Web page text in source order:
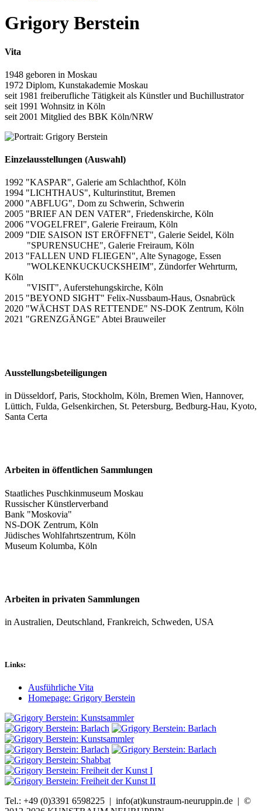
Grigory Berstein
Vita
1948 geboren in Moskau
1972 Diplom, Kunstakademie Moskau
seit 1981 freiberufliche Tätigkeit als Künstler und Buchillustrator
seit 1991 Wohnsitz in Köln
seit 2001 Mitglied des BBK Köln/NRW
Einzelausstellungen (Auswahl)
1992 "KASPAR", Galerie am Schlachthof, Köln
1994 "LICHTHAUS", Kulturinstitut, Bremen
2000 "ABFLUG", Dom zu Schwerin, Schwerin
2005 "BRIEF AN DEN VATER", Friedenskirche, Köln
2006 "VOGELFREI", Galerie Freiraum, Köln
2009 "DIE SAISON IST ERÖFFNET", Galerie Seidel, Köln
"SPURENSUCHE", Galerie Freiraum, Köln
2013 "FALLEN UND FLIEGEN", Alte Synagoge, Essen
"WOLKENKUCKUCKSHEIM", Zündorfer Wehrturm,
Köln
"VISIT", Auferstehungskirche, Köln
2015 "BEYOND SIGHT" Felix-Nussbaum-Haus, Osnabrück
2020 "WÄCHST DAS RETTENDE" NS-DOK Zentrum, Köln
2021 "GRENZGÄNGE" Abtei Brauweiler
Ausstellungsbeteiligungen
in Düsseldorf, Paris, Stockholm, Köln, Bremen Wien, Hannover,
Lüttich, Fulda, Gelsenkirchen, St. Petersburg, Bedburg-Hau, Kyoto,
Santa Certa
Arbeiten in öffentlichen Sammlungen
Staatliches Puschkinmuseum Moskau
Russischer Künstlerverband
Bank "Moskovia"
NS-DOK Zentrum, Köln
Jüdisches Wohlfahrtszentrum, Köln
Museum Kolumba, Köln
Arbeiten in privaten Sammlungen
in Australien, Deutschland, Frankreich, Schweden, USA
Links:
Ausführliche Vita
Homepage: Grigory Berstein
Tel.: +49 (0)3391 6598225 | info(at)kunstraum-neuruppin.de | ©